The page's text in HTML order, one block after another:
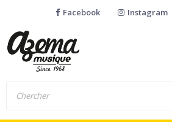
Facebook Instagram